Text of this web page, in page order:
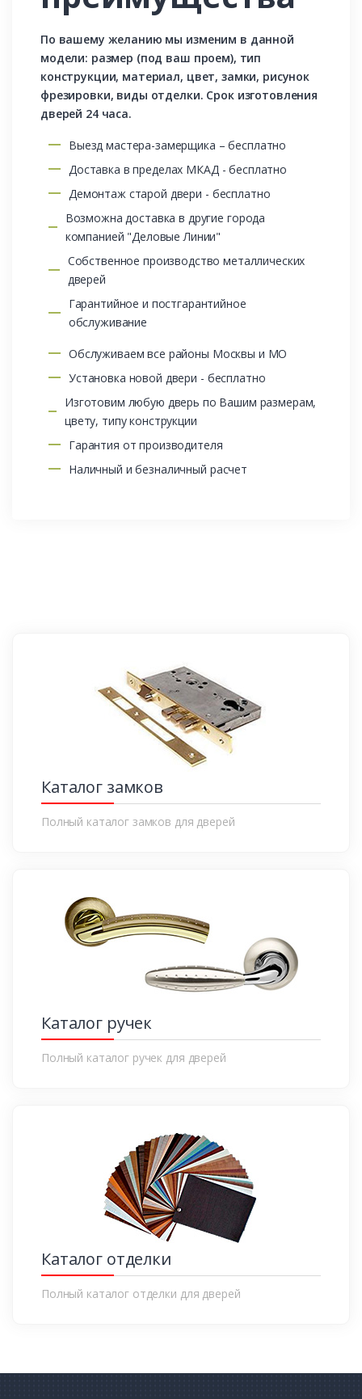
По вашему желанию мы изменим в данной
модели: размер (под ваш проем), тип
конструкции, материал, цвет, замки, рисунок
фрезировки, виды отделки. Срок изготовления
дверей 24 часа.
Выезд мастера-замерщика – бесплатно
Доставка в пределах МКАД - бесплатно
Демонтаж старой двери - бесплатно
Возможна доставка в другие города
компанией "Деловые Линии"
Собственное производство металлических
дверей
Гарантийное и постгарантийное
обслуживание
Обслуживаем все районы Москвы и МО
Установка новой двери - бесплатно
Изготовим любую дверь по Вашим размерам,
цвету, типу конструкции
Гарантия от производителя
Наличный и безналичный расчет
Каталог замков
Полный каталог замков для дверей
Каталог ручек
Полный каталог ручек для дверей
Каталог отделки
Полный каталог отделки для дверей